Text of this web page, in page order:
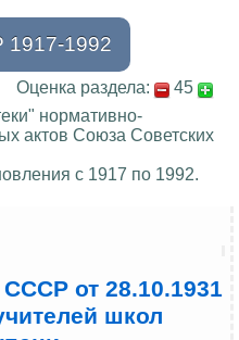
1917-1992
Оценка раздела:
45
нормативно-
актов Союза Советских
с 1917 по 1992.
от 28.10.1931
школ